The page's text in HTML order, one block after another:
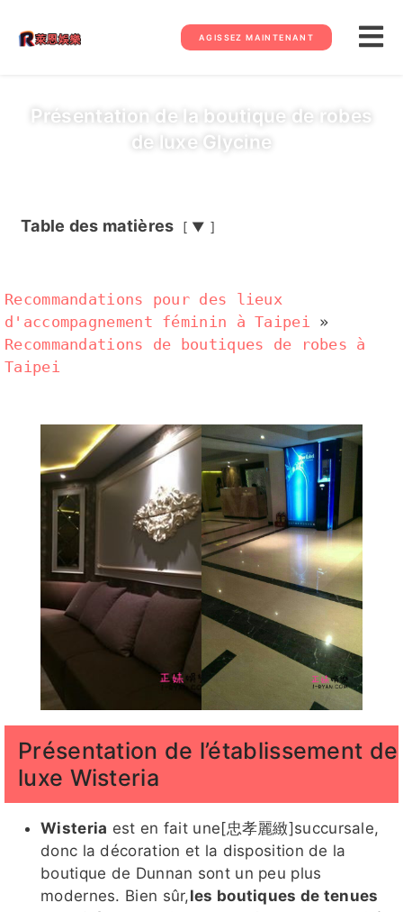
AGISSEZ MAINTENANT
Présentation de la boutique de robes
de luxe Glycine
Table des matières ▼
Recommandations pour des lieux
d'accompagnement féminin à Taipei »
Recommandations de boutiques de robes à
Taipei
Présentation de l’établissement de
luxe Wisteria
Wisteria est en fait une[忠孝麗緻]succursale,
donc la décoration et la disposition de la
boutique de Dunnan sont un peu plus
modernes. Bien sûr,les boutiques de tenues